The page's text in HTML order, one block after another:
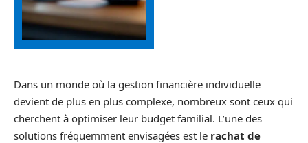
Dans un monde où la gestion financière individuelle
devient de plus en plus complexe, nombreux sont ceux qui
cherchent à optimiser leur budget familial. L’une des
solutions fréquemment envisagées est le rachat de